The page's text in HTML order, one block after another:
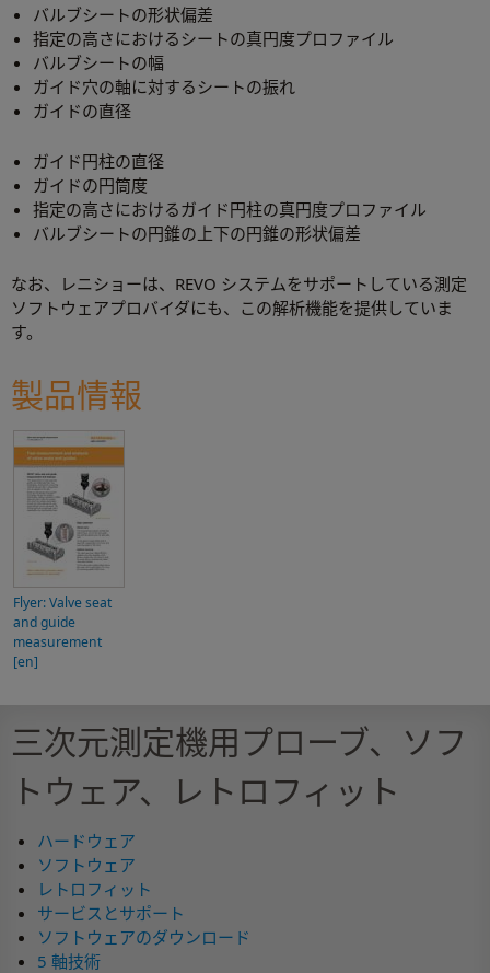
バルブシートの形状偏差
指定の高さにおけるシートの真円度プロファイル
バルブシートの幅
ガイド穴の軸に対するシートの振れ
ガイドの直径
ガイド円柱の直径
ガイドの円筒度
指定の高さにおけるガイド円柱の真円度プロファイル
バルブシートの円錐の上下の円錐の形状偏差
なお、レニショーは、REVO システムをサポートしている測定
ソフトウェアプロバイダにも、この解析機能を提供していま
す。
製品情報
Flyer: Valve seat
and guide
measurement
[en]
三次元測定機用プローブ、ソフ
トウェア、レトロフィット
ハードウェア
ソフトウェア
レトロフィット
サービスとサポート
ソフトウェアのダウンロード
5 軸技術